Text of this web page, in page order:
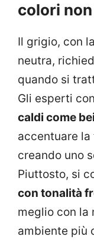
colori
Il grigio, con
neutra,
quando si
Gli esperti
caldi come
accentuare
creando uno
Piuttosto, si
con tonalità
meglio con la
ambiente più